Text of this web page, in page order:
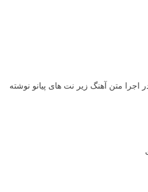
متن آهنگ زیر نت های پیانو نوشته